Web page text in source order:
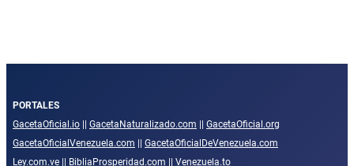
PORTALES
GacetaOficial.io
GacetaNaturalizado.com
GacetaOficial.org
GacetaOficialVenezuela.com
GacetaOficialDeVenezuela.com
Ley.com.ve
BibliaProsperidad.com
Venezuela.to